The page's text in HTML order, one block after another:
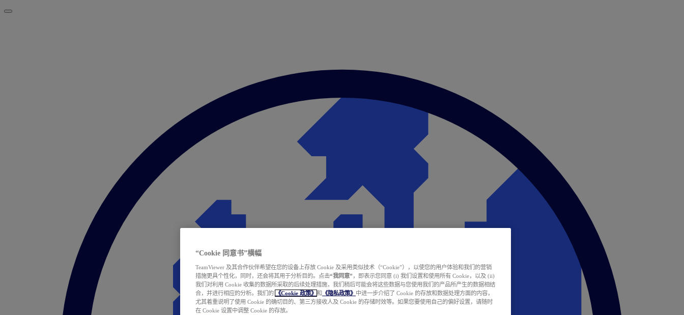
“Cookie 同意书”横幅
TeamViewer 及其合作伙伴希望在您的设备上存放 Cookie 及采用类似技术（“Cookie”），以使您的用户体验和我们的营销
措施更具个性化，同时，还会将其用于分析目的。点击“我同意” ，即表示您同意 (i) 我们设置和使用所有 Cookie，以及 (ii)
我们对利用 Cookie 收集的数据所采取的后续处理措施，我们稍后可能会将这些数据与您使用我们的产品所产生的数据相结
合，并进行相应的分析。我们的
《Cookie 政策》 和 《隐私政策》 中进一步介绍了 Cookie 的存放和数据处理方面的内容，
尤其着重说明了使用 Cookie 的确切目的、第三方接收人及 Cookie 的存储时效等。如果您要使用自己的偏好设置，请随时
在 Cookie 设置中调整 Cookie 的存放。